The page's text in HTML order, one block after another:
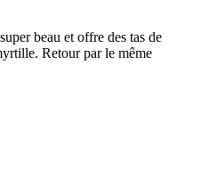
beau et offre des tas de
Retour par le même